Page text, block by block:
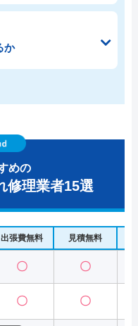
か
めの
修理業者15選
出張費無料 見積無料
〇 〇
〇 〇